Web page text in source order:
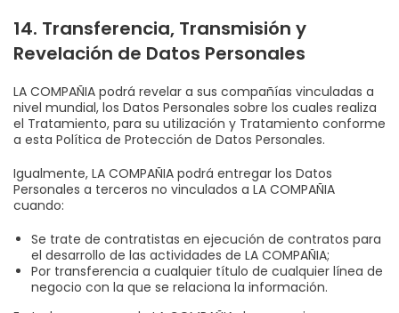
14. Transferencia, Transmisión y
Revelación de Datos Personales
LA COMPAÑIA podrá revelar a sus compañías vinculadas a
nivel mundial, los Datos Personales sobre los cuales realiza
el Tratamiento, para su utilización y Tratamiento conforme
a esta Política de Protección de Datos Personales.
Igualmente, LA COMPAÑIA podrá entregar los Datos
Personales a terceros no vinculados a LA COMPAÑIA
cuando:
Se trate de contratistas en ejecución de contratos para
el desarrollo de las actividades de LA COMPAÑIA;
Por transferencia a cualquier título de cualquier línea de
negocio con la que se relaciona la información.